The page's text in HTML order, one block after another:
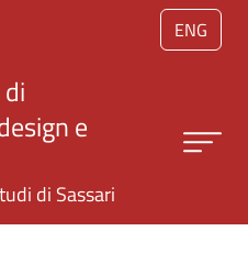
Salta al contenuto principale
ENG
e
di Sassari